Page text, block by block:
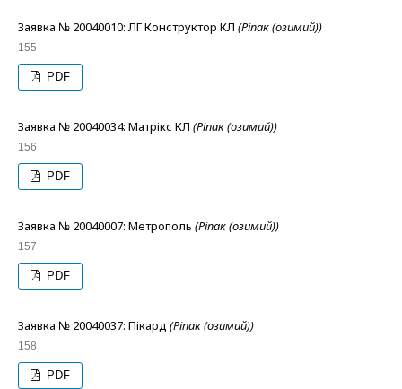
Заявка № 20040010: ЛГ Конструктор КЛ (Ріпак (озимий))
155
PDF
Заявка № 20040034: Матрікс КЛ (Ріпак (озимий))
156
PDF
Заявка № 20040007: Метрополь (Ріпак (озимий))
157
PDF
Заявка № 20040037: Пікард (Ріпак (озимий))
158
PDF